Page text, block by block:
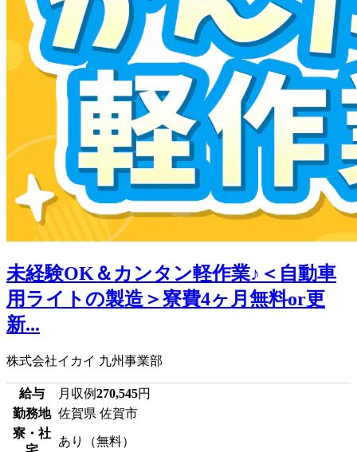
未経験OK＆カンタン軽作業♪＜自動車
用ライトの製造＞寮費4ヶ月無料or更
新...
株式会社イカイ 九州事業部
給与 月収例270,545円
勤務地 佐賀県 佐賀市
寮・社
あり（無料）